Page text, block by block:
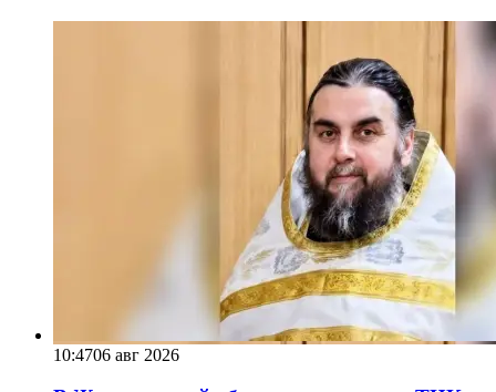
10:4706 авг 2026